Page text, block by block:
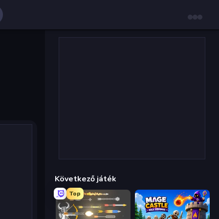
Következő játék
Top